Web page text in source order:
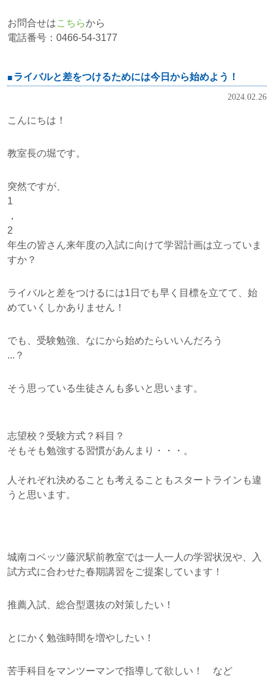
お問合せはこちらから
電話番号：0466-54-3177
ライバルと差をつけるためには今日から始めよう！
2024.02.26
こんにちは！
教室長の堀です。
突然ですが、
1
，
2
年生の皆さん来年度の入試に向けて学習計画は立っていま
すか？
ライバルと差をつけるには1日でも早く目標を立てて、始
めていくしかありません！
でも、受験勉強、なにから始めたらいいんだろう
...？
そう思っている生徒さんも多いと思います。
志望校？受験方式？科目？
そもそも勉強する習慣があんまり・・・。
人それぞれ決めることも考えることもスタートラインも違
うと思います。
城南コベッツ藤沢駅前教室では一人一人の学習状況や、入
試方式に合わせた春期講習をご提案しています！
推薦入試、総合型選抜の対策したい！
とにかく勉強時間を増やしたい！
苦手科目をマンツーマンで指導して欲しい！ など